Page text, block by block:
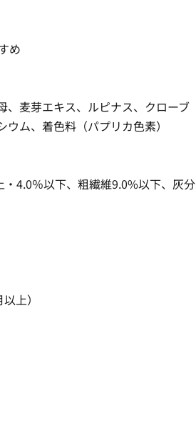
め
麦芽エキス、ルピナス、クローブ
ム、着色料（パプリカ色素）
4.0％以下、粗繊維9.0%以下、灰分
上）